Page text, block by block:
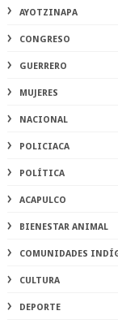
AYOTZINAPA
CONGRESO
GUERRERO
MUJERES
NACIONAL
POLICIACA
POLÍTICA
ACAPULCO
BIENESTAR ANIMAL
COMUNIDADES
CULTURA
DEPORTE